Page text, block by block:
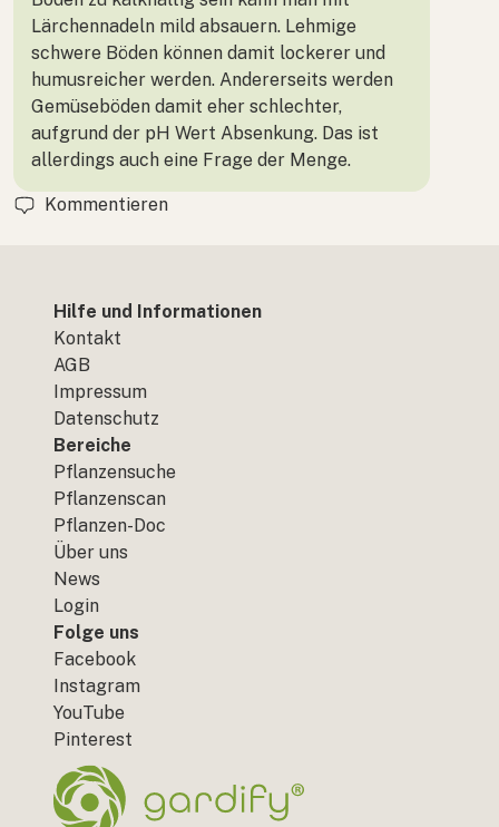
Lärchennadeln mild absauern. Lehmige
schwere Böden können damit lockerer und
humusreicher werden. Andererseits werden
Gemüseböden damit eher schlechter,
aufgrund der pH Wert Absenkung. Das ist
allerdings auch eine Frage der Menge.
Kommentieren
Hilfe und Informationen
Kontakt
AGB
Impressum
Datenschutz
Bereiche
Pflanzensuche
Pflanzenscan
Pflanzen-Doc
Über uns
News
Login
Folge uns
Facebook
Instagram
YouTube
Pinterest